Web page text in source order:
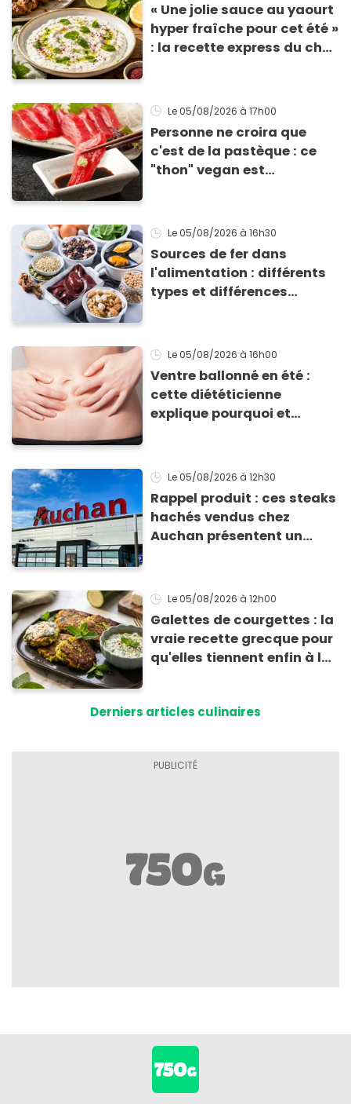
« Une jolie sauce au yaourt
hyper fraîche pour cet été »
: la recette express du chef
grillades
Le 05/08/2026 à 17h00
Personne ne croira que
c'est de la pastèque : ce
"thon" vegan est
Le 05/08/2026 à 16h30
Sources de fer dans
l'alimentation : différents
types et différences
Le 05/08/2026 à 16h00
Ventre ballonné en été :
cette diététicienne
explique pourquoi et
Le 05/08/2026 à 12h30
Rappel produit : ces steaks
hachés vendus chez
Auchan présentent un
Le 05/08/2026 à 12h00
Galettes de courgettes : la
vraie recette grecque pour
qu'elles tiennent enfin à la
Derniers articles culinaires